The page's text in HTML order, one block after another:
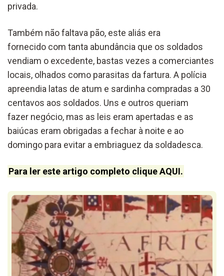
privada.
Também não faltava pão, este aliás era
fornecido com tanta abundância que os soldados
vendiam o excedente, bastas vezes a comerciantes
locais, olhados como parasitas da fartura. A polícia
apreendia latas de atum e sardinha compradas a 30
centavos aos soldados. Uns e outros queriam
fazer negócio, mas as leis eram apertadas e as
baiúcas eram obrigadas a fechar à noite e ao
domingo para evitar a embriaguez da soldadesca.
Para ler este artigo completo clique AQUI.